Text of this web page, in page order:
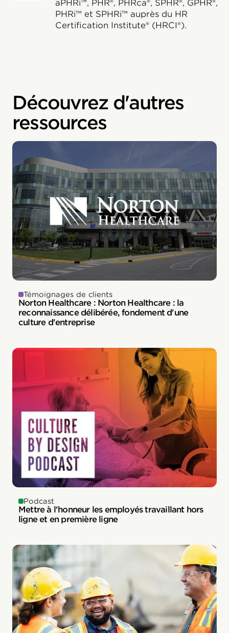
aPHRi™, PHR®, PHRca®, SPHR®, GPHR®,
PHRi™ et SPHRi™ auprès du HR
Certification Institute® (HRCI®).
Découvrez d'autres
ressources
Témoignages de clients
Norton Healthcare : Norton Healthcare : la
reconnaissance délibérée, fondement d'une
culture d'entreprise
Podcast
Mettre à l'honneur les employés travaillant hors
ligne et en première ligne